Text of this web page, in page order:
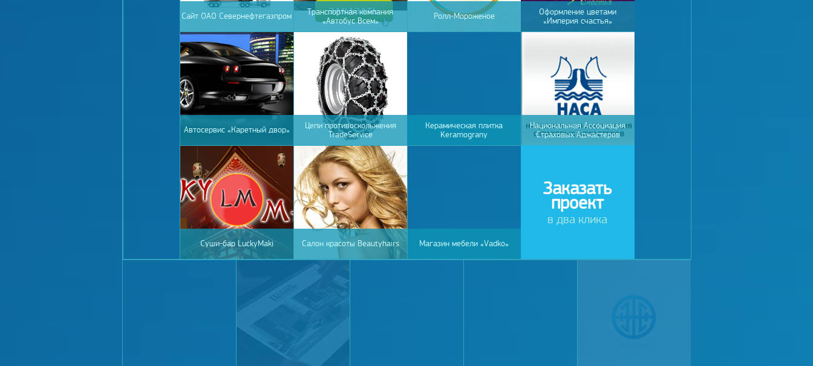
Сайт ОАО Севернефтегазпром
Транспортная компания
«Автобус Всем»
Ролл-Мороженое
Оформление цветами
«Империя счастья»
Автосервис «Каретный двор»
Цепи противоскольжения
TradeService
Керамическая плитка
Keramograny
Национальная Ассоциация
Страховых Аджастеров
Суши-бар LuckyMaki Салон красоты Beautyhairs Магазин мебели «Vadko»
Заказать
проект
в два клика